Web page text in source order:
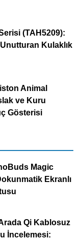
(TAH5209):
Unutturan Kulaklık
Animal
ve Kuru
Gösterisi
Magic
Ekranlı
Qi Kablosuz
İncelemesi: